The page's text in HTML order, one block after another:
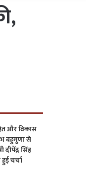
और विकास
बहुगुणा से
दीपेंद्र सिंह
हुई चर्चा